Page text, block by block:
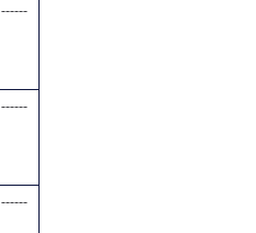
------
------
------